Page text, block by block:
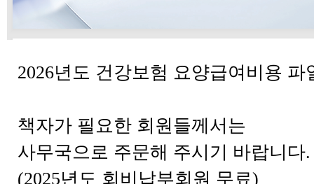
2026년도 건강보험 요양급여비용 파
책자가 필요한 회원들께서는
사무국으로 주문해 주시기 바랍니다
(2025년도 회비납부회원 무료)